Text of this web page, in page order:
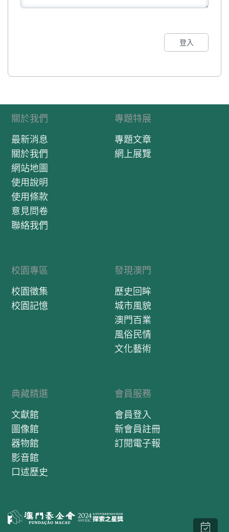
登入
關於我們
最新消息
關於我們
網站地圖
使用說明
使用條款
意見問卷
聯絡我們
專題特展
專題文章
網上展覽
校園專區
校園徵集
校園記憶
發現澳門
歷史回眸
城市風貌
澳門百業
風俗民情
文化藝術
典藏精選
文獻館
圖像館
器物館
影音館
口述歷史
會員服務
會員登入
新會員註冊
訂閱電子報